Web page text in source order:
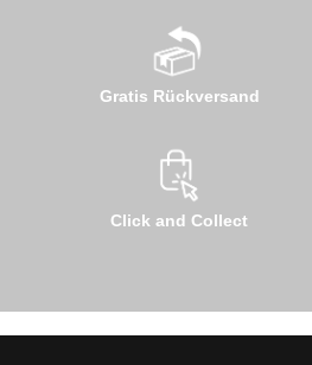
Gratis Rückversand
Click and Collect